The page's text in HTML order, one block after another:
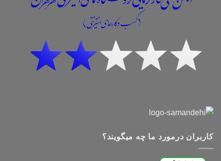
کاربران درمورد ما چه میگویند؟